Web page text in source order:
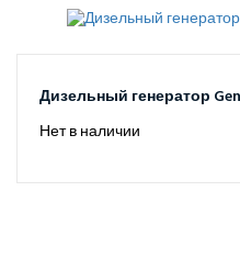
Дизельный генератор
Нет в наличии